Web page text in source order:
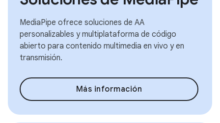
MediaPipe ofrece soluciones de AA
personalizables y multiplataforma de código
abierto para contenido multimedia en vivo y en
transmisión.
Más información